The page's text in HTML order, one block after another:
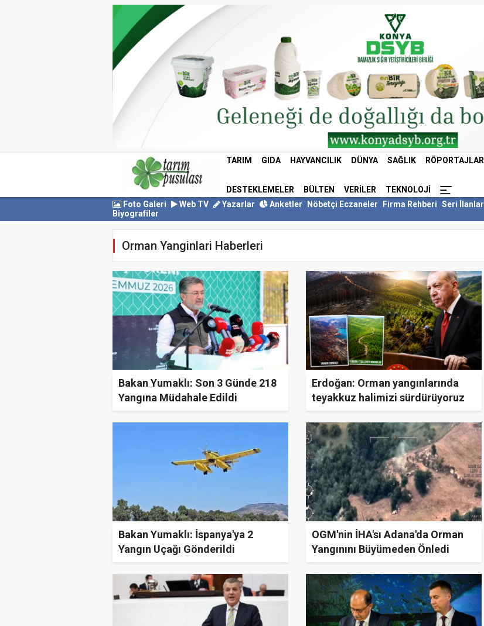
TARIM GIDA HAYVANCILIK DÜNYA SAĞLIK RÖPORTAJLAR
DESTEKLEMELER BÜLTEN VERILER
TEKNOLOJI
Foto Galeri
Web TV Yazarlar Anketler Nöbetçi Eczaneler Firma Rehberi Seri İlanlar
Biyografiler
Orman Yanginlari Haberleri
Bakan Yumaklı: Son 3 Günde 218
Yangına Müdahale Edildi
Erdoğan: Orman yangınlarında
teyakkuz halimizi sürdürüyoruz
Bakan Yumaklı: İspanya'ya 2
Yangın Uçağı Gönderildi
OGM'nin İHA'sı Adana'da Orman
Yangınını Büyümeden Önledi